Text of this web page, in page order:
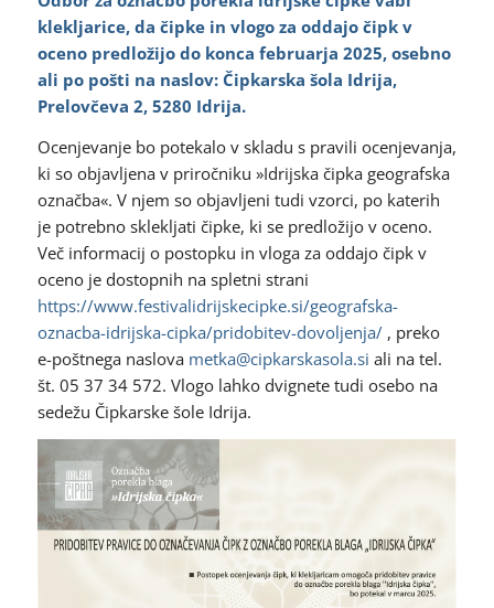
klekljarice, da čipke in vlogo za oddajo čipk v
oceno predložijo do konca februarja 2025, osebno
ali po pošti na naslov: Čipkarska šola Idrija,
Prelovčeva 2, 5280 Idrija.
Ocenjevanje bo potekalo v skladu s pravili ocenjevanja,
ki so objavljena v priročniku »Idrijska čipka geografska
označba«. V njem so objavljeni tudi vzorci, po katerih
je potrebno sklekljati čipke, ki se predložijo v oceno.
Več informacij o postopku in vloga za oddajo čipk v
oceno je dostopnih na spletni strani
https://www.festivalidrijskecipke.si/geografska-
oznacba-idrijska-cipka/pridobitev-dovoljenja/, preko
e-poštnega naslova metka@cipkarskasola.si ali na tel.
št. 05 37 34 572. Vlogo lahko dvignete tudi osebo na
sedežu Čipkarske šole Idrija.